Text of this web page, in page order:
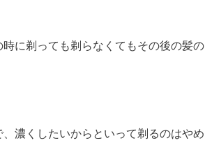
に剃っても剃らなくてもその後の髪の
濃くしたいからといって剃るのはやめ